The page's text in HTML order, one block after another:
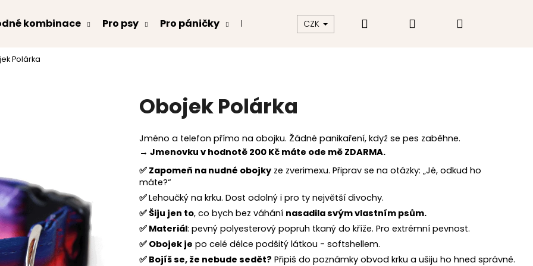
kombinace Pro psy Pro páničky Kontakt Hodnocení obchodu
CZK Hledat PřihlášeníNákupní
Polárka
Obojek Polárka
Jméno a telefon přímo na obojku. Žádné panikaření, když se pes zaběhne.
→ Jmenovku v hodnotě 200 Kč máte ode mě ZDARMA.
✅ Zapomeň na nudné obojky ze zverimexu. Připrav se na otázky: „Jé, odkud ho
máte?“
✅Lehoučký na krku. Dost odolný i pro ty největší divochy.
✅ Šiju jen to, co bych bez váhání nasadila svým vlastním psům.
✅ Materiál: pevný polyesterový popruh tkaný do kříže. Pro extrémní pevnost.
✅ Obojek je po celé délce podšitý látkou - softshellem.
✅ Bojíš se, že nebude sedět? Připiš do poznámky obvod krku a ušiju ho hned správně.
Co potřebujete najít?
HLEDAT